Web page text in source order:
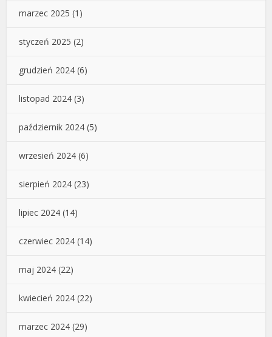
marzec 2025 (1)
styczeń 2025 (2)
grudzień 2024 (6)
listopad 2024 (3)
październik 2024 (5)
wrzesień 2024 (6)
sierpień 2024 (23)
lipiec 2024 (14)
czerwiec 2024 (14)
maj 2024 (22)
kwiecień 2024 (22)
marzec 2024 (29)